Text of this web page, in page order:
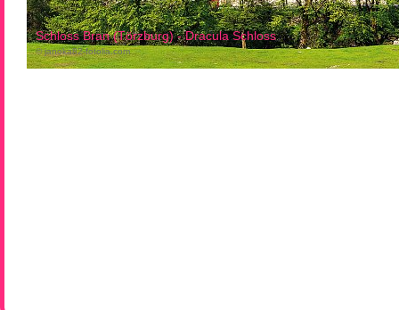
Schloss Bran (Törzburg) - Dracula Schloss
© janoka82-fotolia.com